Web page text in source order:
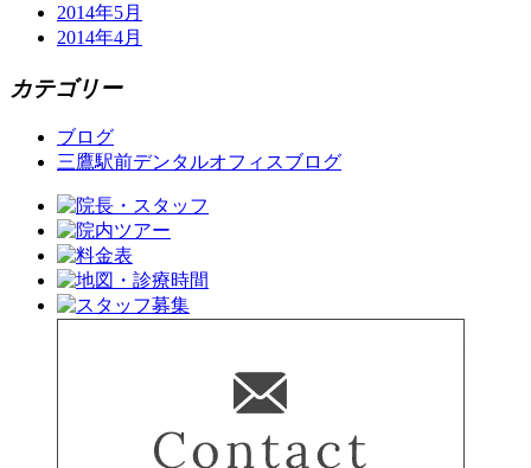
2014年5月
2014年4月
カテゴリー
ブログ
三鷹駅前デンタルオフィスブログ